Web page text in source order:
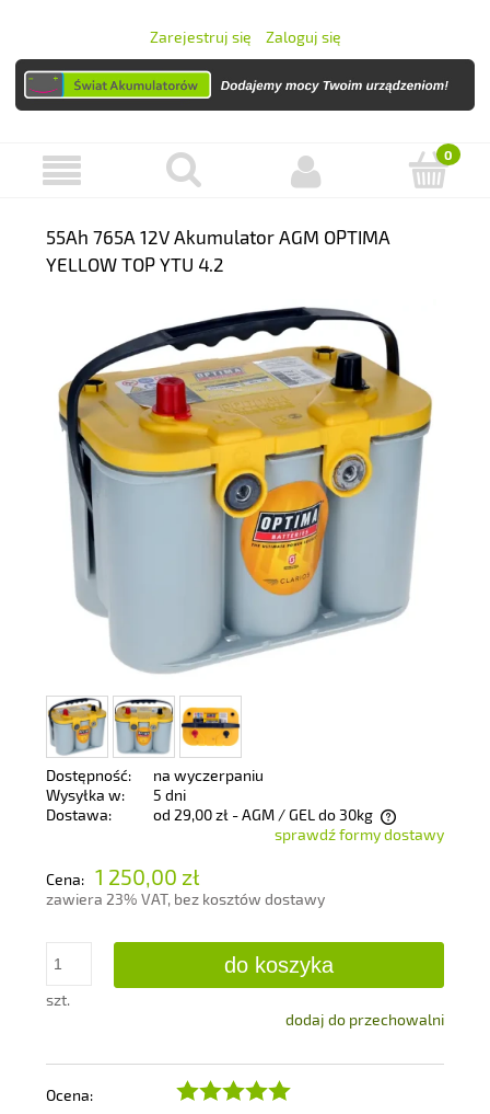
Zarejestruj się Zaloguj się
55Ah 765A 12V Akumulator AGM OPTIMA
YELLOW TOP YTU 4.2
Dostępność:
na wyczerpaniu
Wysyłka w:
5 dni
Dostawa:
od 29,00 zł - AGM / GEL do 30kg
Cena nie zawiera ewentualnych kosztów płatności
sprawdź formy dostawy
Cena: 1 250,00 zł
zawiera 23% VAT, bez kosztów dostawy
szt.
do koszyka
dodaj do przechowalni
Ocena: